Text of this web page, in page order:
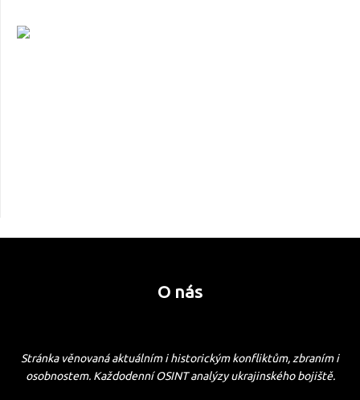
O nás
Stránka věnovaná aktuálním i historickým konfliktům, zbraním i
osobnostem. Každodenní OSINT analýzy ukrajinského bojiště.